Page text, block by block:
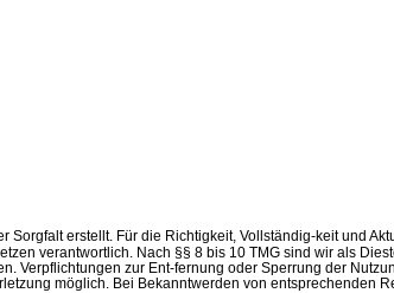
Sorgfalt erstellt. Für die Richtigkeit, Vollständig-keit und
verantwortlich. Nach §§ 8 bis 10 TMG sind wir als
Verpflichtungen zur Ent-fernung oder Sperrung der
möglich. Bei Bekanntwerden von entsprechenden